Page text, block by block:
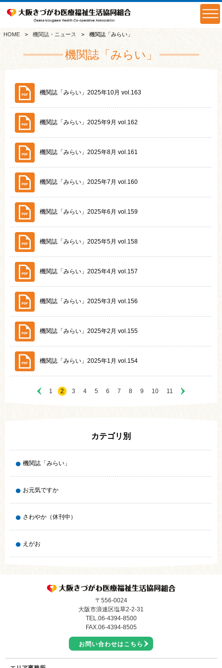
HOME 機関誌・ニュース 機関誌「みらい」
機関誌「みらい」
機関誌「みらい」2025年10月 vol.163
機関誌「みらい」2025年9月 vol.162
機関誌「みらい」2025年8月 vol.161
機関誌「みらい」2025年7月 vol.160
機関誌「みらい」2025年6月 vol.159
機関誌「みらい」2025年5月 vol.158
機関誌「みらい」2025年4月 vol.157
機関誌「みらい」2025年3月 vol.156
機関誌「みらい」2025年2月 vol.155
機関誌「みらい」2025年1月 vol.154
1 2 3 4 5 6 7 8 9 10 11
カテゴリ別
機関誌「みらい」
お元気ですか
さわやか（休刊中）
えがお
〒556-0024
大阪市浪速区塩草2-2-31
TEL.06-4394-8500
FAX.06-4394-8505
お問い合わせはこちら